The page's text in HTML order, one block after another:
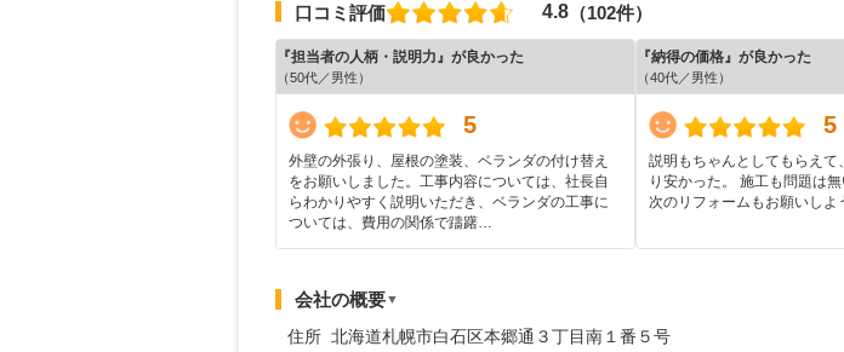
口コミ評価 4.8 （102件）
『担当者の人柄・説明力』が良かった
（50代／男性）
5
外壁の外張り、屋根の塗装、ベランダの付け替え
をお願いしました。工事内容については、社長自
らわかりやすく説明いただき、ベランダの工事に
ついては、費用の関係で躊躇…
『納得の価格』が良かった
（40代／男性）
5
説明もちゃんとしてもらえて
り安かった。 施工も問題は無
次のリフォームもお願いしよ
会社の概要▼
住所 北海道札幌市白石区本郷通３丁目南１番５号